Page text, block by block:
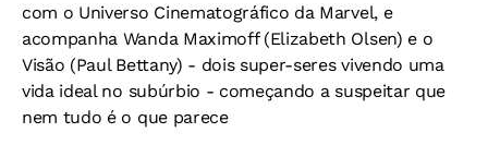
com o Universo Cinematográfico da Marvel, e
acompanha Wanda Maximoff (Elizabeth Olsen) e o
Visão (Paul Bettany) - dois super-seres vivendo uma
vida ideal no subúrbio - começando a suspeitar que
nem tudo é o que parece